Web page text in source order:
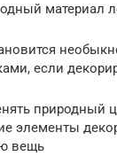
материал
если
природный
элементы
вещь